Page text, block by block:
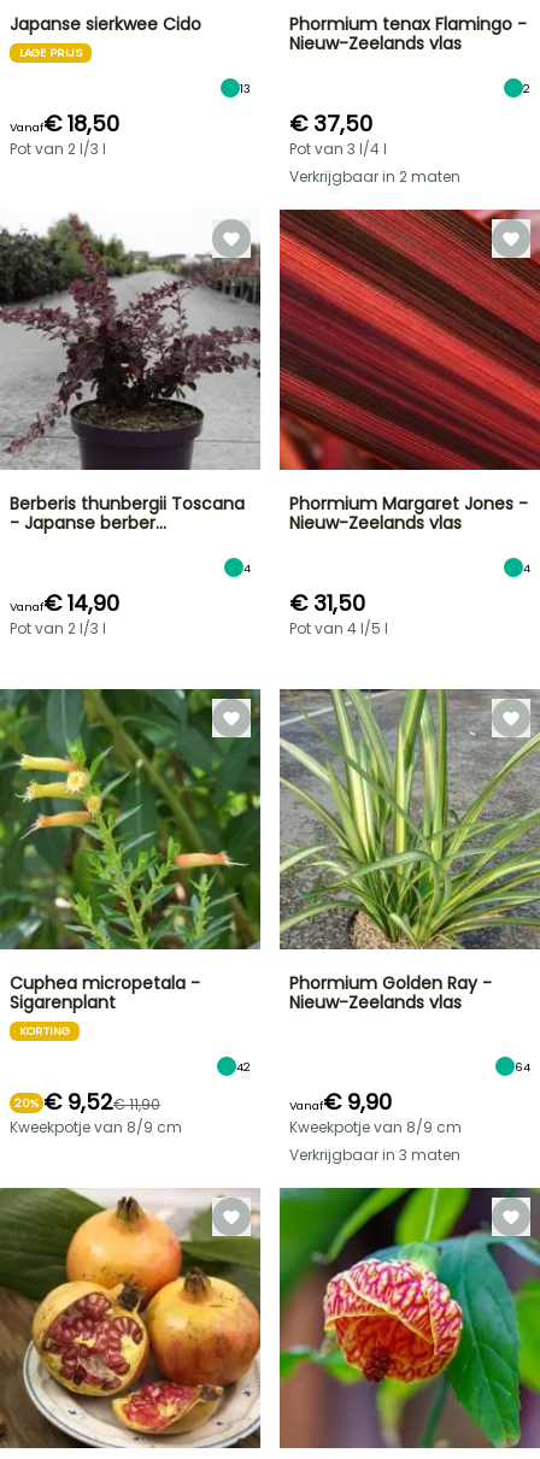
Japanse sierkwee Cido
LAGE PRIJS
13
Vanaf€ 18,50
Pot van 2 l/3 l
Phormium tenax Flamingo -
Nieuw-Zeelands vlas
2
€ 37,50
Pot van 3 l/4 l
Verkrijgbaar in 2 maten
Berberis thunbergii Toscana
- Japanse berber…
4
Vanaf€ 14,90
Pot van 2 l/3 l
Phormium Margaret Jones -
Nieuw-Zeelands vlas
4
€ 31,50
Pot van 4 l/5 l
Cuphea micropetala -
Sigarenplant
KORTING
42
20% € 9,52€ 11,90
Kweekpotje van 8/9 cm
Phormium Golden Ray -
Nieuw-Zeelands vlas
64
Vanaf€ 9,90
Kweekpotje van 8/9 cm
Verkrijgbaar in 3 maten